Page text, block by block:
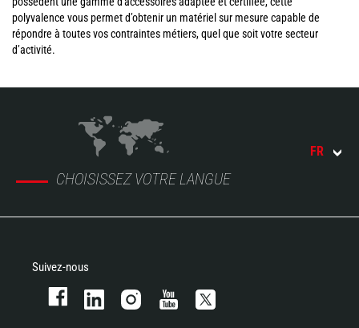
polyvalence vous permet d’obtenir un matériel sur mesure capable de
répondre à toutes vos contraintes métiers, quel que soit votre secteur
d’activité.
CHOISISSEZ VOTRE LANGUE
FR
Suivez-nous